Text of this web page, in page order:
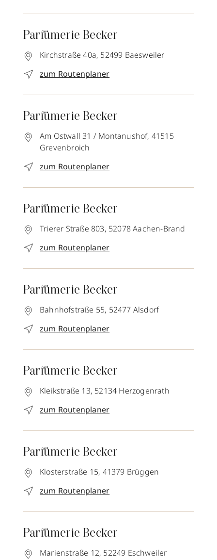
Parfümerie Becker
Kirchstraße 40a, 52499 Baesweiler
zum Routenplaner
Parfümerie Becker
Am Ostwall 31 / Montanushof, 41515
Grevenbroich
zum Routenplaner
Parfümerie Becker
Trierer Straße 803, 52078Aachen-Brand
zum Routenplaner
Parfümerie Becker
Bahnhofstraße 55, 52477 Alsdorf
zum Routenplaner
Parfümerie Becker
Kleikstraße 13, 52134 Herzogenrath
zum Routenplaner
Parfümerie Becker
Klosterstraße 15, 41379 Brüggen
zum Routenplaner
Parfümerie Becker
Marienstraße 12, 52249 Eschweiler